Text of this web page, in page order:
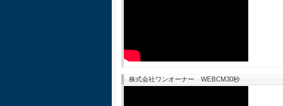
株式会社ワンオーナー WEBCM30秒